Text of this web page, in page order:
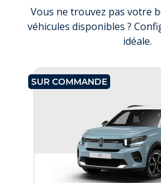
Vous ne trouvez pas votre
véhicules disponibles ?
idéale.
SUR COMMANDE